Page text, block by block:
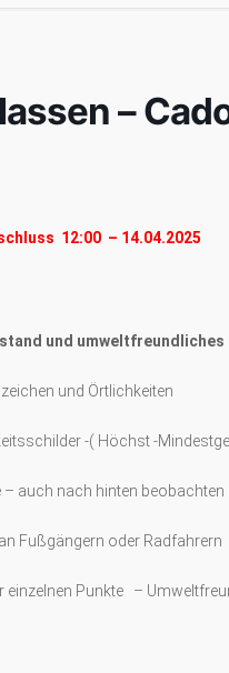
–
12:00 – 14.04.2025
und umweltfreundliches
und Örtlichkeiten
-( Höchst -
auch nach hinten beobachten
Fußgängern oder Radfahrern
einzelnen Punkte –